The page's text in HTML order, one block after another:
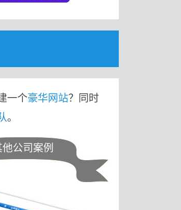
一个豪华网站？同时
。
他公司案例